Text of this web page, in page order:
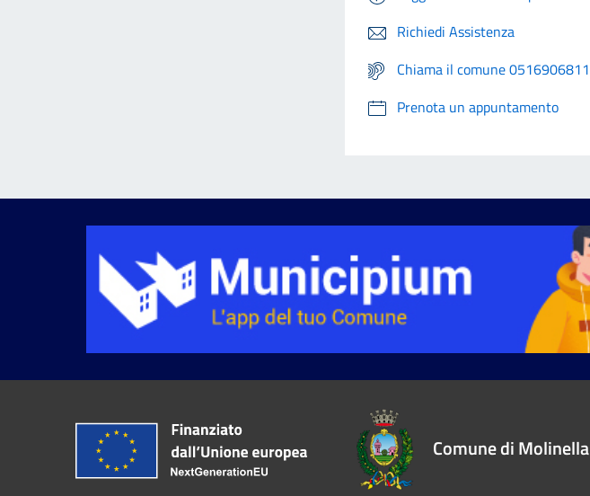
Richiedi Assistenza
Chiama il comune 0516906811
Prenota un appuntamento
Comune di Molinella